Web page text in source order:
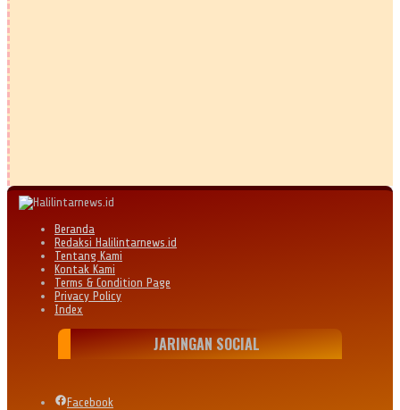
Beranda
Redaksi Halilintarnews.id
Tentang Kami
Kontak Kami
Terms & Condition Page
Privacy Policy
Index
JARINGAN SOCIAL
Facebook